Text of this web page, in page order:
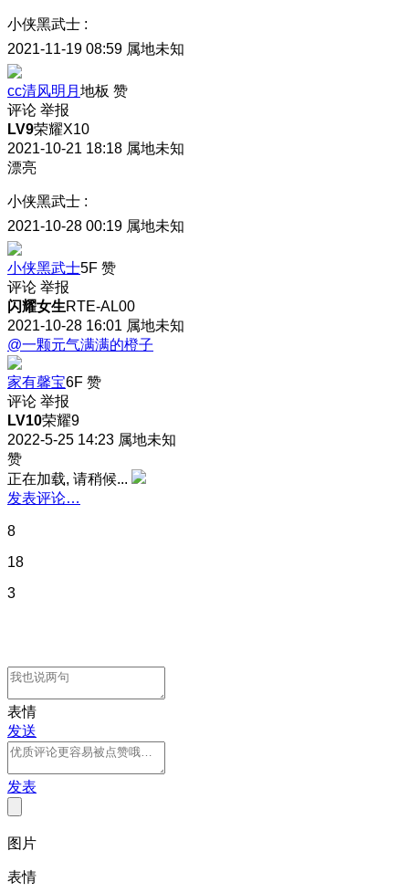
小侠黑武士 :
2021-11-19 08:59 属地未知
cc清风明月 地板 赞
评论 举报
LV9荣耀X10
2021-10-21 18:18 属地未知
漂亮
小侠黑武士 :
2021-10-28 00:19 属地未知
小侠黑武士5F 赞
评论 举报
闪耀女生RTE-AL00
2021-10-28 16:01 属地未知
@一颗元气满满的橙子
家有馨宝6F 赞
评论 举报
LV10荣耀9
2022-5-25 14:23 属地未知
赞
正在加载, 请稍候...
发表评论…
8
18
3
表情
发送
发表
图片
表情